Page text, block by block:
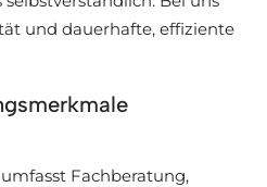
und dauerhafte, effiziente
Fachberatung,